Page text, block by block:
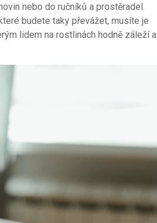
nebo do ručníků a prostěradel.
budete taky převážet, musíte je
lidem na rostlinách hodně záleží a